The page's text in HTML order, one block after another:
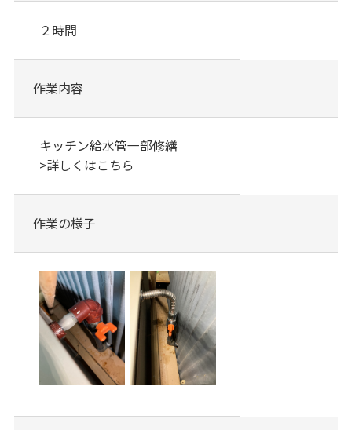
２時間
作業内容
キッチン給水管一部修繕
>詳しくはこちら
作業の様子